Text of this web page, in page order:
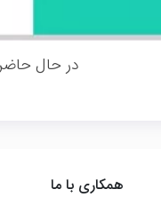
در حال
همکاری با ما